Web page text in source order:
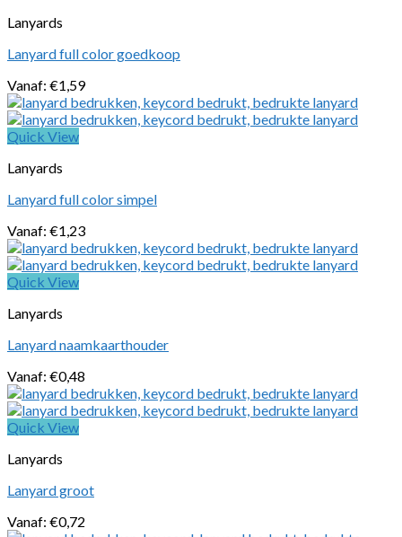
Lanyards
Lanyard full color goedkoop
Vanaf: €1,59
Quick View
Lanyards
Lanyard full color simpel
Vanaf: €1,23
Quick View
Lanyards
Lanyard naamkaarthouder
Vanaf: €0,48
Quick View
Lanyards
Lanyard groot
Vanaf: €0,72